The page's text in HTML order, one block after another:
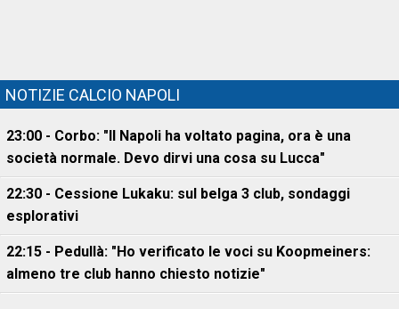
NOTIZIE CALCIO NAPOLI
23:00 - Corbo: "Il Napoli ha voltato pagina, ora è una
società normale. Devo dirvi una cosa su Lucca"
22:30 - Cessione Lukaku: sul belga 3 club, sondaggi
esplorativi
22:15 - Pedullà: "Ho verificato le voci su Koopmeiners:
almeno tre club hanno chiesto notizie"